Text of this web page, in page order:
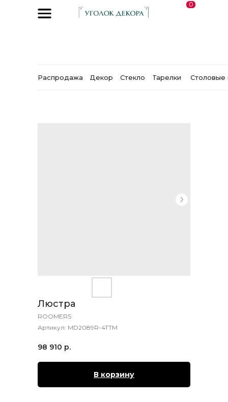
0
Распродажа Декор Столовые
Стекло Тарелки
Люстра
ROOMERS
Артикул: MD2089R-4TTM
98 910 р.
В корзину